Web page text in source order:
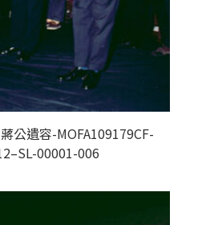
公遺容-MOFA109179CF-
00001-006